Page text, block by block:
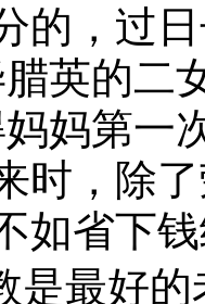
的，过
英的二
妈第一
时，除
如省下
是最好